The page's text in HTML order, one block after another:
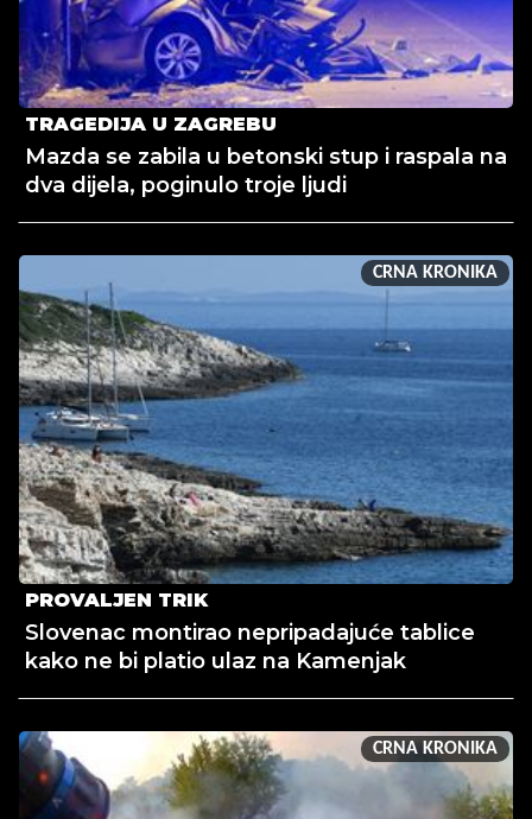
TRAGEDIJA U ZAGREBU
Mazda se zabila u betonski stup i raspala na
dva dijela, poginulo troje ljudi
CRNA KRONIKA
PROVALJEN TRIK
Slovenac montirao nepripadajuće tablice
kako ne bi platio ulaz na Kamenjak
CRNA KRONIKA